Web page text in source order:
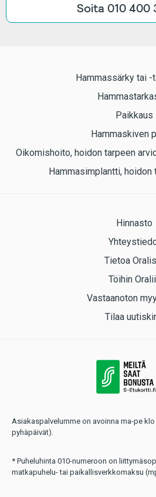
Soita 010 400
Hammassärky tai -
Paikkaus
Hammaskiven
Oikomishoito, hoidon tarpeen
Hammasimplantti, hoidon
Hinnasto
Tietoa
Töihin
Vastaanoton
Tilaa
Asiakaspalvelumme on avoinna ma-pe
pyhäpäivät).
* Puheluhinta 010-numeroon on
matkapuhelu- tai paikallisverkkomaksu